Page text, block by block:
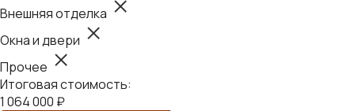
Внешняя отделка
Окна и двери
Прочее
Итоговая стоимость:
1 064 000 ₽